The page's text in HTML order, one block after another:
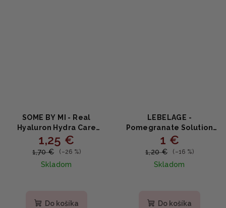
SOME BY MI - Real
Hyaluron Hydra Care
Mask - Hydratačná
plátenná maska s
kyselinou hyalurónovou
1ks
1,25 €
1,70 € (–26 %)
Skladom
Do košíka
LEBELAGE -
Pomegranate Solution
Mask - Rozjasňujúca
plátenná maska s
granátovým jablkom a
kyselinou hyalurónovou
1 €
1,20 € (–16 %)
Skladom
Do košíka